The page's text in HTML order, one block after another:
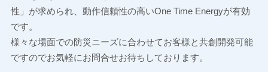
性」が求められ、動作信頼性の高いOne Time Energyが有効
です。
様々な場面での防災ニーズに合わせてお客様と共創開発可能
ですのでお気軽にお問合せお待ちしております。